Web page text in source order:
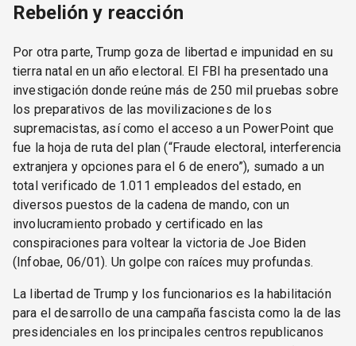
Rebelión y reacción
Por otra parte, Trump goza de libertad e impunidad en su
tierra natal en un año electoral. El FBI ha presentado una
investigación donde reúne más de 250 mil pruebas sobre
los preparativos de las movilizaciones de los
supremacistas, así como el acceso a un PowerPoint que
fue la hoja de ruta del plan (“Fraude electoral, interferencia
extranjera y opciones para el 6 de enero”), sumado a un
total verificado de 1.011 empleados del estado, en
diversos puestos de la cadena de mando, con un
involucramiento probado y certificado en las
conspiraciones para voltear la victoria de Joe Biden
(Infobae, 06/01). Un golpe con raíces muy profundas.
La libertad de Trump y los funcionarios es la habilitación
para el desarrollo de una campaña fascista como la de las
presidenciales en los principales centros republicanos